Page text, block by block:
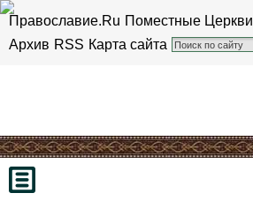
Православие.Ru Поместные Церкви
Архив RSS Карта сайта